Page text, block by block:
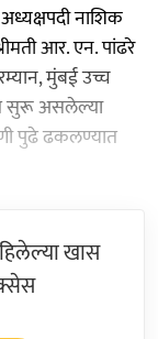
नाशिक
आर. एन. पांढरे
मुंबई उच्च
सुरू असलेल्या
पुढे ढकलण्यात
खास